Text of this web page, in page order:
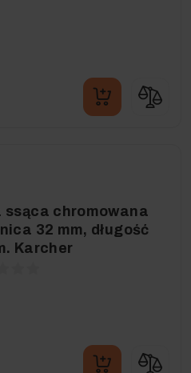
ssąca chromowana
32 mm, długość
Karcher